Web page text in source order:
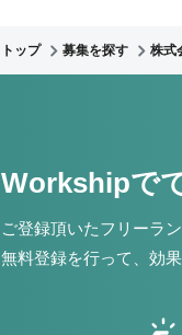
トップ 募集を探す 株式
Workshipで
ご登録頂いたフリーラ
無料登録を行って、効